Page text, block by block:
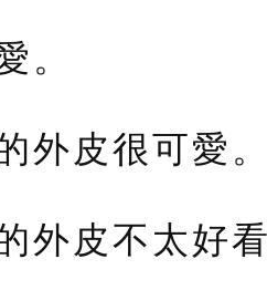
。
外皮很可愛
外皮不太好